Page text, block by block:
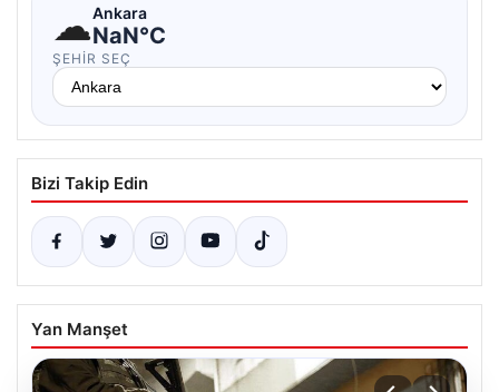
☁Ankara
NaN°C
ŞEHIR SEÇ
Bizi Takip Edin
Yan Manşet